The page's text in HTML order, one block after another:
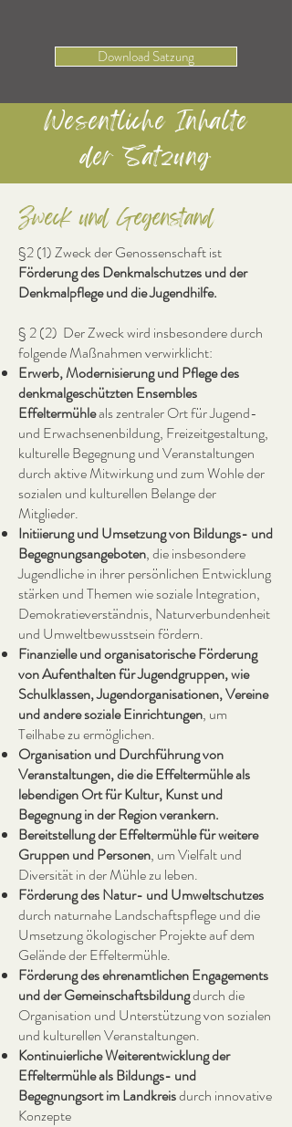
Download Satzung
Wesentliche Inhalte
der Satzung
Zweck und Gegenstand
§2 (1) Zweck der Genossenschaft ist
Förderung des Denkmalschutzes und der
Denkmalpflege und die Jugendhilfe.
§ 2 (2) Der Zweck wird insbesondere durch
folgende Maßnahmen verwirklicht:
Erwerb, Modernisierung und Pflege des
denkmalgeschützten Ensembles
Effeltermühleals zentraler Ort für Jugend-
und Erwachsenenbildung, Freizeitgestaltung,
kulturelle Begegnung und Veranstaltungen
durch aktive Mitwirkung und zum Wohle der
sozialen und kulturellen Belange der
Mitglieder.
Initiierung und Umsetzung von Bildungs- und
Begegnungsangeboten, die insbesondere
Jugendliche in ihrer persönlichen Entwicklung
stärken und Themen wie soziale Integration,
Demokratieverständnis, Naturverbundenheit
und Umweltbewusstsein fördern.
Finanzielle und organisatorische Förderung
von Aufenthalten für Jugendgruppen, wie
Schulklassen, Jugendorganisationen, Vereine
und andere soziale Einrichtungen, um
Teilhabe zu ermöglichen.
Organisation und Durchführung von
Veranstaltungen, die die Effeltermühle als
lebendigen Ort für Kultur, Kunst und
Begegnung in der Region verankern.
Bereitstellung der Effeltermühle für weitere
Gruppen und Personen, um Vielfalt und
Diversität in der Mühle zu leben.
Förderung des Natur- und Umweltschutzes
durch naturnahe Landschaftspflege und die
Umsetzung ökologischer Projekte auf dem
Gelände der Effeltermühle.
Förderung des ehrenamtlichen Engagements
und der Gemeinschaftsbildungdurch die
Organisation und Unterstützung von sozialen
und kulturellen Veranstaltungen.
Kontinuierliche Weiterentwicklung der
Effeltermühle als Bildungs- und
Begegnungsort im Landkreisdurch innovative
Konzepte